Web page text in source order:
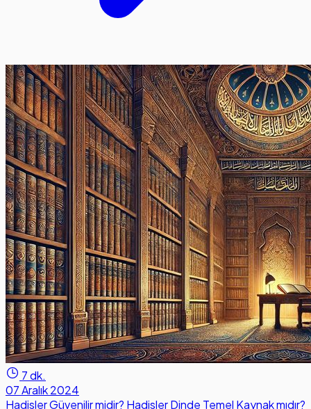
7 dk.
07 Aralık 2024
Hadisler Güvenilir midir? Hadisler Dinde Temel Kaynak mıdır?